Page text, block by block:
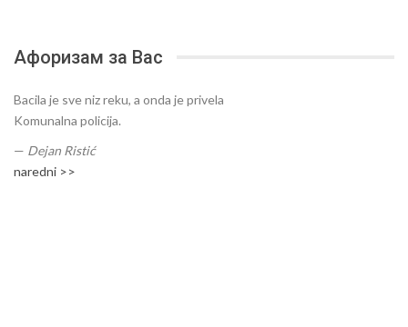
Афоризам за Вас
Bacila je sve niz reku, a onda je privela
Komunalna policija.
— Dejan Ristić
naredni >>